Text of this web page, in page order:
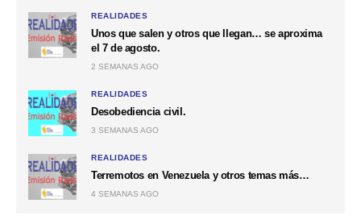
REALIDADES
Unos que salen y otros que llegan… se aproxima
el 7 de agosto.
2 SEMANAS AGO
REALIDADES
Desobediencia civil.
3 SEMANAS AGO
REALIDADES
Terremotos en Venezuela y otros temas más…
4 SEMANAS AGO